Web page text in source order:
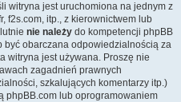
witryna jest uruchomiona na jednym z
f2s.com, itp., z kierownictwem lub
nie należy do kompetencji phpBB
być obarczana odpowiedzialnością za
witryna jest używana. Proszę nie
zagadnień prawnych
szkalujących komentarzy itp.)
phpBB.com lub oprogramowaniem